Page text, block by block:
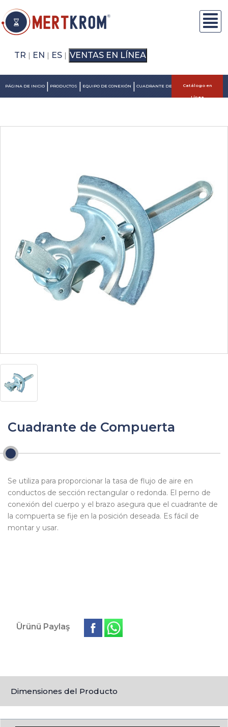
TR | EN | ES | VENTAS EN LÍNEA
PÁGINA DE INICIO | PRODUCTOS | EQUIPO DE CONEXIÓN | CUADRANTE DE COMPUERTA
Catálogo en
Línea
Cuadrante de Compuerta
Se utiliza para proporcionar la tasa de flujo de aire en
conductos de sección rectangular o redonda. El perno de
conexión del cuerpo y el brazo asegura que el cuadrante de
la compuerta se fije en la posición deseada. Es fácil de
montar y usar.
Ürünü Paylaş
Dimensiones del Producto